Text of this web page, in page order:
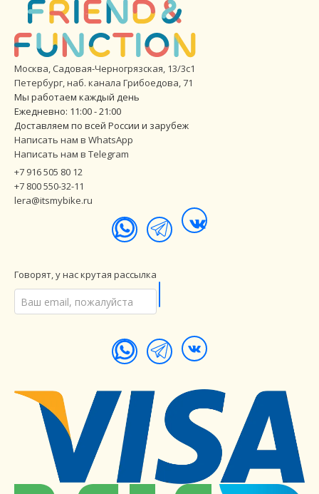
Москва, Садовая-Черногрязская, 13/3с1
Петербург,наб. канала Грибоедова, 71
Мы работаем каждый день
Ежедневно: 11:00 - 21:00
Доставляем по всей России и зарубеж
Написать нам в WhatsApp
Написать нам в Telegram
+7 916 505 80 12
+7 800 550-32-11
lera@itsmybike.ru
Говорят, у нас крутая рассылка